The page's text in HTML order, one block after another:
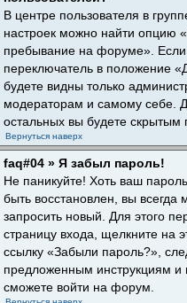
В центре пользователя в
настроек можно найти опцию
пребывание на форуме». Если
переключатель в положение
будете видны только
модераторам и самому себе.
остальных вы будете скрытым
Вернуться наверх
faq#04 » Я забыл пароль!
Не паникуйте! Хоть ваш
быть восстановлен, вы всегда
запросить новый. Для этого
страницу входа, щелкните на
ссылку «Забыли пароль?»,
предложенным инструкциям и
сможете войти на форум.